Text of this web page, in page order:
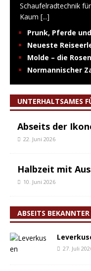
Schaufelradtechnik
Kaum [...]
Prunk, Pferde
Neueste
Molde – die
Normannischer
UNTERHALTSAMES
Abseits der
22. Juni 2026
Halbzeit mit
10. Juni 2026
ABSEITS BEKANNTER
27. Juli